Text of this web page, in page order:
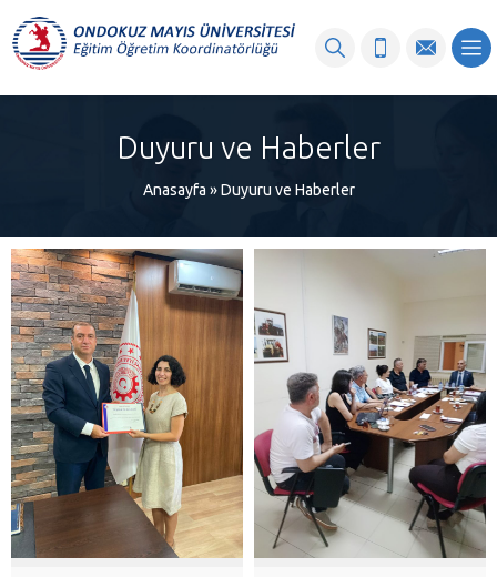
content
Duyuru ve Haberler
Anasayfa »Duyuru ve Haberler